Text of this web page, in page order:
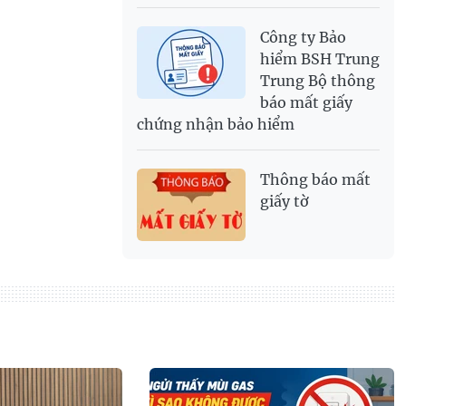
Công ty Bảo
hiểm BSH Trung
Trung Bộ thông
báo mất giấy
chứng nhận bảo hiểm
Thông báo mất
giấy tờ